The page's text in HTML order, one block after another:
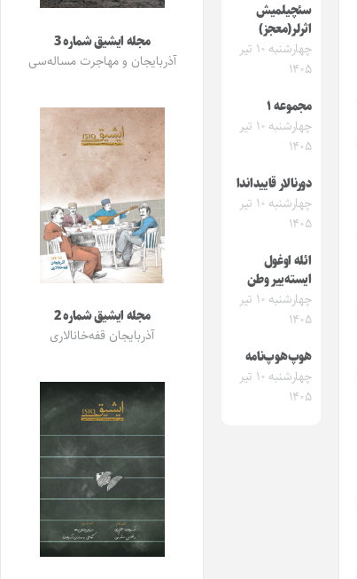
سئچیلمیش
اثرلر(معجز)
چهارشنبه ۱۰ تیر
۱۴۰۵
مجموعه ۱
چهارشنبه ۱۰ تیر
۱۴۰۵
دورنالار قاییداندا
چهارشنبه ۱۰ تیر
۱۴۰۵
ائله اوغول
ایسته‌ییر وطن
چهارشنبه ۱۰ تیر
۱۴۰۵
هوپ‌هوپ‌نامه
چهارشنبه ۱۰ تیر
۱۴۰۵
مجله ایشیق شماره 3
آذربایجان و مهاجرت مساله‌سی
مجله ایشیق شماره 2
آذربایجان قفه‌خانالاری